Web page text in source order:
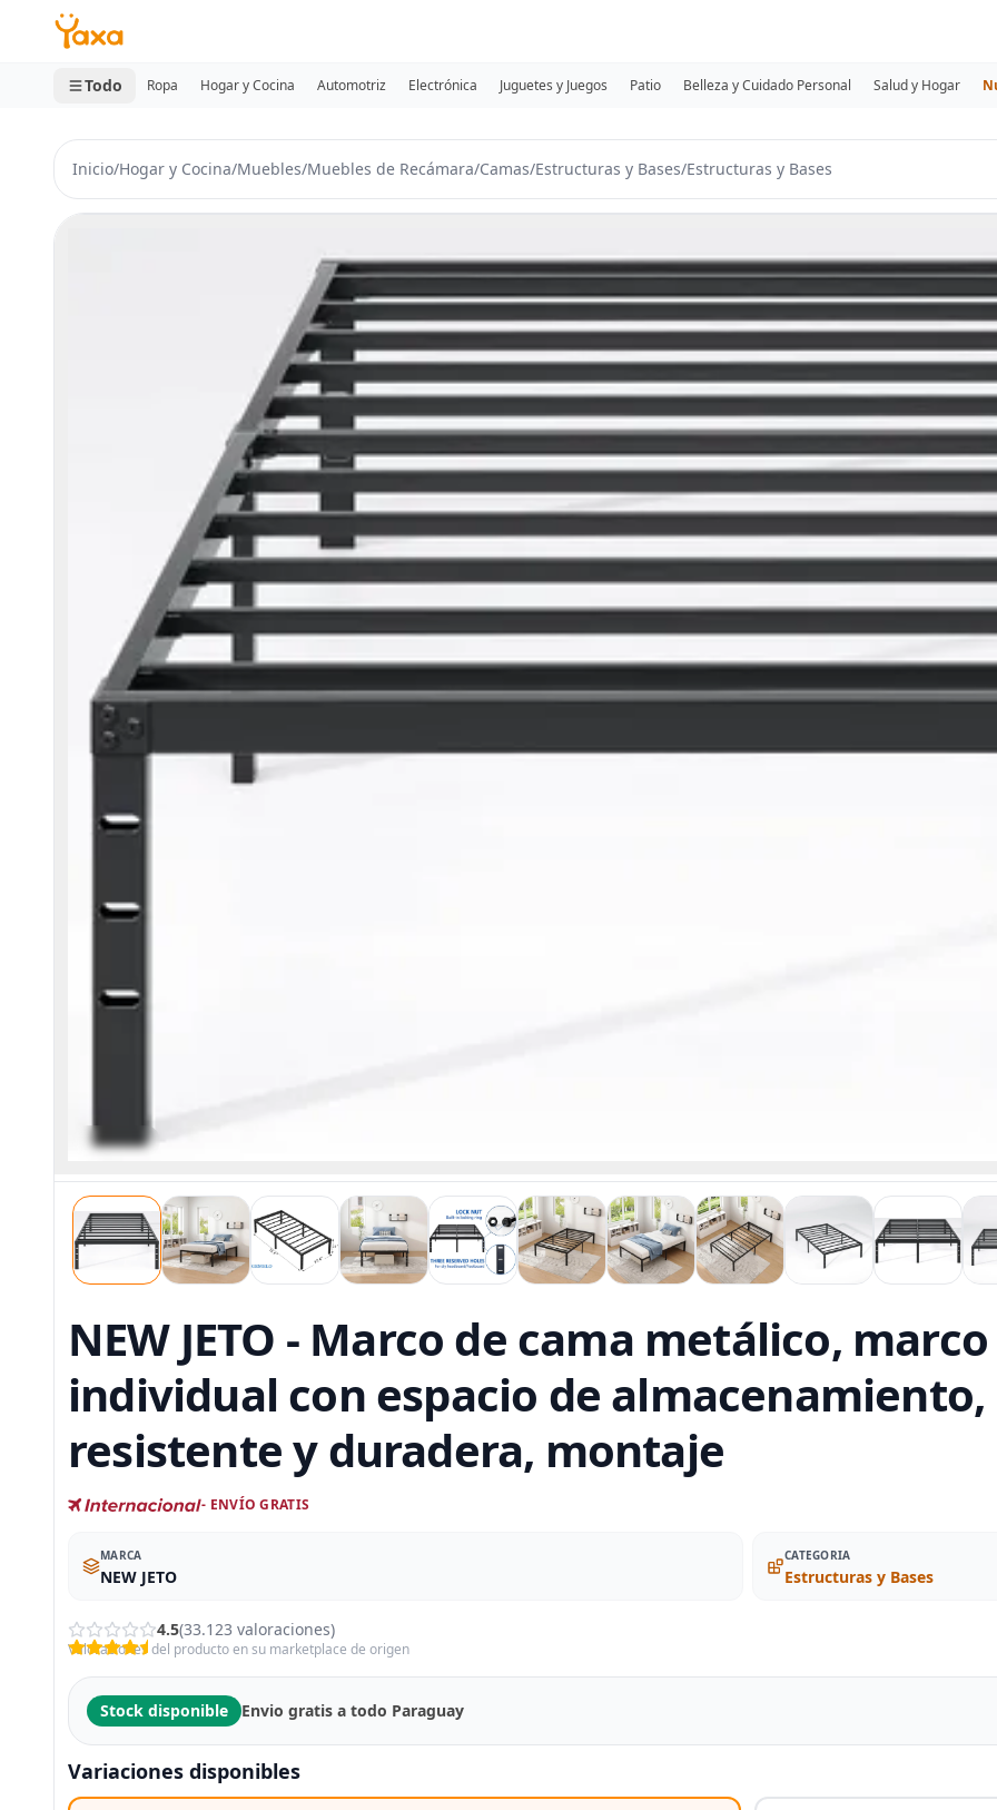
MINI CARRITO
0 productos
Todo Ropa Hogar y Cocina Automotriz Electrónica Juguetes y Juegos Patio Belleza y Cuidado Personal Salud y Hogar
Inicio/Hogar y Cocina/Muebles/Muebles de Recámara/Camas/Estructuras y Bases/Estructuras y Bases
NEW JETO - Marco de cama metálico,
individual con espacio de almacenamiento,
resistente y duradera, montaje
- ENVÍO GRATIS
MARCA
NEW JETO
CATEGORIA
Estructuras y Bases
4.5(33.123 valoraciones)
Valoraciones del producto en su marketplace de origen
Stock disponible Envio gratis a todo Paraguay
Variaciones disponibles